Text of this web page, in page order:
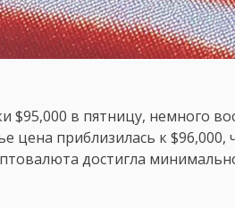
$95,000 в пятницу, немного
цена приблизилась к
достигла